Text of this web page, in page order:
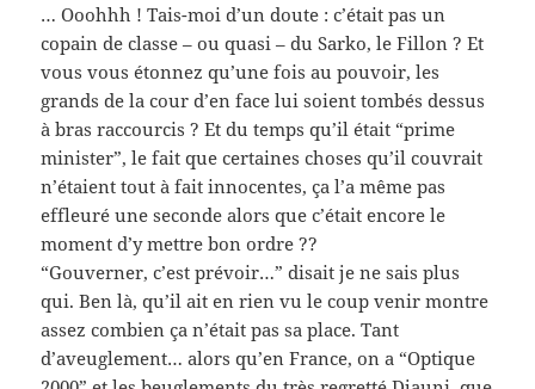
… Ooohhh ! Tais-moi d’un doute : c’était pas un
copain de classe – ou quasi – du Sarko, le Fillon ? Et
vous vous étonnez qu’une fois au pouvoir, les
grands de la cour d’en face lui soient tombés dessus
à bras raccourcis ? Et du temps qu’il était “prime
minister”, le fait que certaines choses qu’il couvrait
n’étaient tout à fait innocentes, ça l’a même pas
effleuré une seconde alors que c’était encore le
moment d’y mettre bon ordre ??
“Gouverner, c’est prévoir…” disait je ne sais plus
qui. Ben là, qu’il ait en rien vu le coup venir montre
assez combien ça n’était pas sa place. Tant
d’aveuglement… alors qu’en France, on a “Optique